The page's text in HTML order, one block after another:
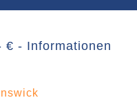
€ - Informationen